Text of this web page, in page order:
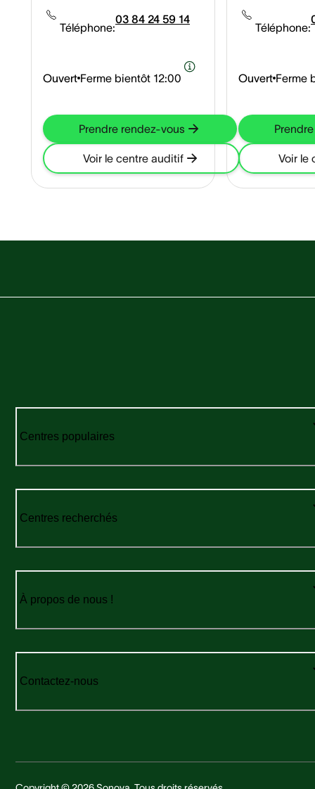
Téléphone:
03 84 24 59 14
Ouvert Ferme bientôt 12:00
Prendre rendez-vous
Voir le centre auditif
Téléphone:
Ouvert Ferme
Voir le
Centres populaires
Centres recherchés
À propos de nous !
Contactez-nous